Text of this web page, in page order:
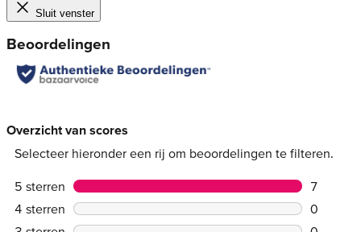
Sluit venster